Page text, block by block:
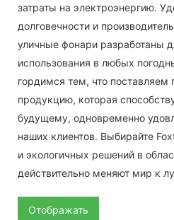
затраты на электроэнергию.
долговечности и
уличные фонари разработаны
использования в любых
гордимся тем, что поставляем
продукцию, которая
будущему, одновременно
наших клиентов. Выбирайте
и экологичных решений в
действительно меняют мир к
Отображать